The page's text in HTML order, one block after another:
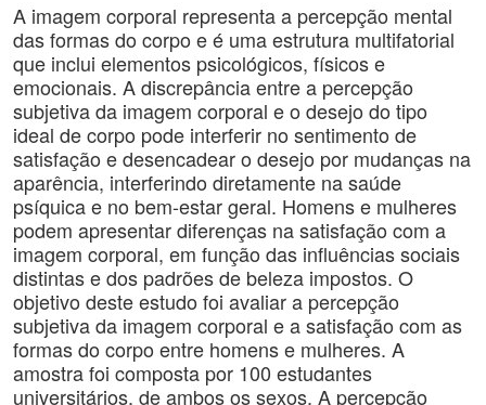
A imagem corporal representa a percepção mental
das formas do corpo e é uma estrutura multifatorial
que inclui elementos psicológicos, físicos e
emocionais. A discrepância entre a percepção
subjetiva da imagem corporal e o desejo do tipo
ideal de corpo pode interferir no sentimento de
satisfação e desencadear o desejo por mudanças na
aparência, interferindo diretamente na saúde
psíquica e no bem-estar geral. Homens e mulheres
podem apresentar diferenças na satisfação com a
imagem corporal, em função das influências sociais
distintas e dos padrões de beleza impostos. O
objetivo deste estudo foi avaliar a percepção
subjetiva da imagem corporal e a satisfação com as
formas do corpo entre homens e mulheres. A
amostra foi composta por 100 estudantes
universitários, de ambos os sexos. A percepção